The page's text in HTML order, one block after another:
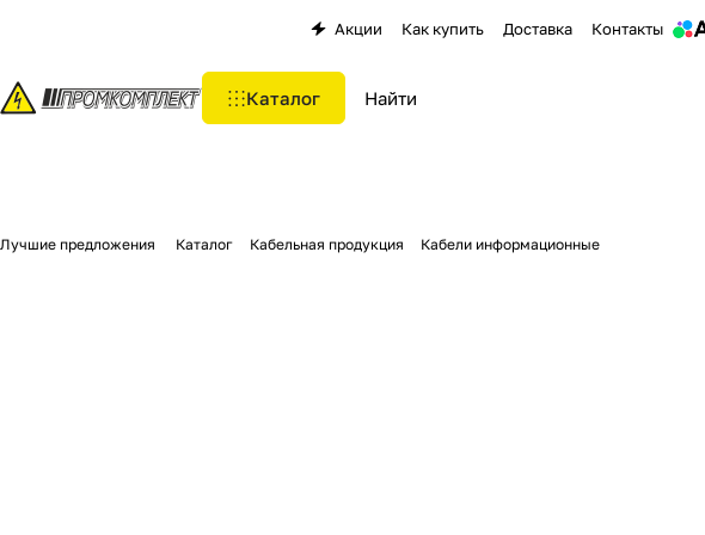
Акции Как купить Доставка Контакты
Каталог
Лучшие предложения Каталог Кабельная продукция Кабели информационные